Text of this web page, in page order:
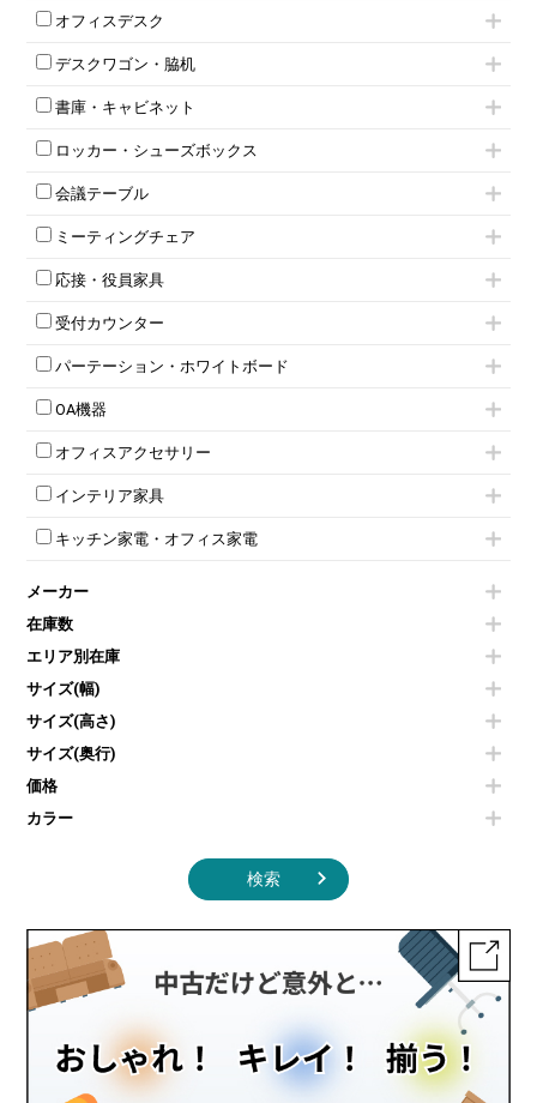
肘無しチェア
役員チェア
オフィスチェアその他
オフィスデスク
フリーアドレスデスク（ベンチデスク）
昇降デスク
両袖机
デスクワゴン・脇机
インワゴン2段
インワゴン3段
脇机
書庫・キャビネット
ハイキャビネット
ローキャビネット
両開きキャビネット
上下連結キャビネット
軽量ラック（スチールラック）
収納家具その他
両開書庫
ラテラル書庫
ロッカー・シューズボックス
1人用ロッカー
2人用ロッカー
3人用ロッカー
5人用ロッカー
8人用ロッカー
多人数ロッカー
ダイヤル錠ロッカー
ダイヤル錠ロッカー
ワードローブ・クローゼット
会議テーブル
スタッキングテーブル
ネスティングテーブル
カウンターテーブル
T字脚テーブル
会議テーブルW1200～
会議テーブルW1800～
平行スタックテーブル
会議テーブルその他
ミーティングチェア
キャスター付きミーティングチェア
スタッキングミーティングチェア
テーブル付きミーティングチェア
折りたたみミーティングチェア
ハイチェア
ミーティングチェアその他
応接・役員家具
応接セット
応接ソファ
応接チェア
応接・役員家具その他
受付カウンター
ローカウンター
ラウンジカウンター
パーテーション・ホワイトボード
パーテーション
自立タイプパーテーション
パーテーションその他
壁掛けホワイトボード
ホワイトボードその他
OA機器
電話機（ビジネスフォン）
シュレッダー
スクリーン
その他OA機器
オフィスアクセサリー
チェア用台車
演台・講演台・演説台
防音パネル
コートハンガー・ポールハンガー
傘立て
食器棚・キッチンキャビネット
カタログスタンド
オフィスアクセサリーその他
インテリア家具
モールドチェア
ダイニングチェア
カウンターテーブル
センターテーブル・サイドテーブル
ベンチ・スツール
ソファ
シェルフ
ダストボックス（ゴミ箱）
インテリア家具その他
キッチン家電・オフィス家電
冷蔵庫・洗濯機
空気清浄機・加湿器
液晶テレビ・モニター類
エアコン
掃除機
季節家電
メーカー
在庫数
エリア別在庫
サイズ(幅)
サイズ(高さ)
サイズ(奥行)
価格
カラー
検索